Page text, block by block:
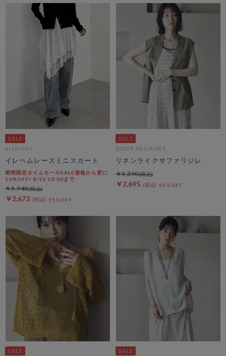
archives
イレヘムレースミニスカート
期間限定タイムセールSALE価格から更に
10%OFF! 8/10 10:00まで
￥2,673 55％OFF
￥5,940
DOUX ARCHIVES
リネンライクサファリジレ
￥2,695 50％OFF
￥5,390